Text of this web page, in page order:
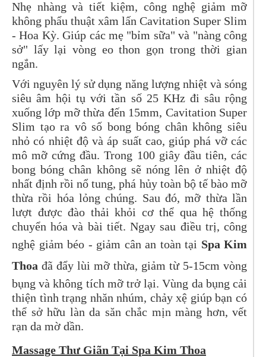
Nhẹ nhàng và tiết kiệm, công nghệ giảm mỡ
không phẩu thuật xâm lấn Cavitation Super Slim
- Hoa Kỳ. Giúp các mẹ "bỉm sữa" và "nàng công
sở" lấy lại vòng eo thon gọn trong thời gian
ngắn.
Với nguyên lý sử dụng năng lượng nhiệt và sóng
siêu âm hội tụ với tần số 25 KHz đi sâu rộng
xuống lớp mỡ thừa đến 15mm, Cavitation Super
Slim tạo ra vô số bong bóng chân không siêu
nhỏ có nhiệt độ và áp suất cao, giúp phá vỡ các
mô mỡ cứng đầu. Trong 100 giây đầu tiên, các
bong bóng chân không sẽ nóng lên ở nhiệt độ
nhất định rồi nổ tung, phá hủy toàn bộ tế bào mỡ
thừa rồi hóa lỏng chúng. Sau đó, mỡ thừa lần
lượt được đào thải khỏi cơ thể qua hệ thống
chuyển hóa và bài tiết. Ngay sau điều trị, công
nghệ giảm béo - giảm cân an toàn tại Spa Kim
Thoa đã đẩy lùi mỡ thừa, giảm từ 5-15cm vòng
bụng và không tích mỡ trở lại. Vùng da bụng cải
thiện tình trạng nhăn nhúm, chảy xệ giúp bạn có
thể sở hữu làn da săn chắc mịn màng hơn, vết
rạn da mờ dần.
Massage Thư Giãn Tại Spa Kim Thoa